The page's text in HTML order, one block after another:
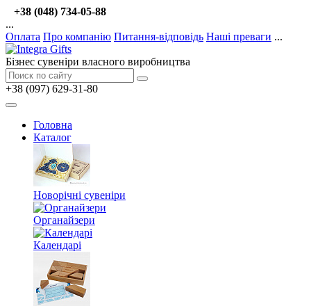
+38 (048) 734-05-88
...
Оплата Про компанію Питання-відповідь Наші преваги ...
Бізнес сувеніри власного виробництва
+38 (097) 629-31-80
Головна
Каталог
Новорічні сувеніри
Органайзери
Календарі